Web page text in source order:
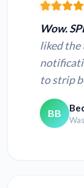
Wow.
liked the
to strip
BB